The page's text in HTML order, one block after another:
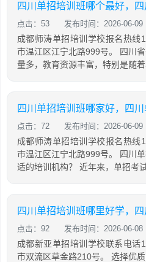
四川单招培训班哪个最好，四
点击：53 发布时间：2026-06-09
成都师涛单招培训学校报名热线
市温江区江宁北路999号。 四川
量多，教育资源丰富，特别是随
四川单招培训班哪家好，四
点击：72 发布时间：2026-06-09
成都师涛单招培训学校报名热线
市温江区江宁北路999号。 四川
适的培训机构？ 近年来，单招考
四川单招培训班哪里好学，四
点击：92 发布时间：2026-06-08
成都新亚单招培训学校联系电话
市双流区草金路210号。 选择优